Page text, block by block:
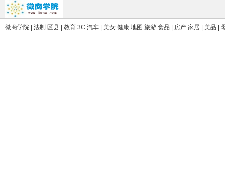
微商学院 | 法制 区县 | 教育 3C 汽车 | 美女 健康 地图 旅游 食品 | 房产 家居 | 美品 |